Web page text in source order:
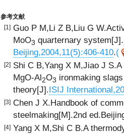
参考文献
[1] Guo P M,Li Z B,Liu G
MoO3 quarternary system[J].
Beijing,2004,11(5):406-410.(
[2] Shi C B,Yang X M,Jiao J
MgO-Al2O3 ironmaking
theory[J].ISIJ
[3] Chen J X.Handbook of
steelmaking[M].2nd
[4] Yang X M,Shi C B.A